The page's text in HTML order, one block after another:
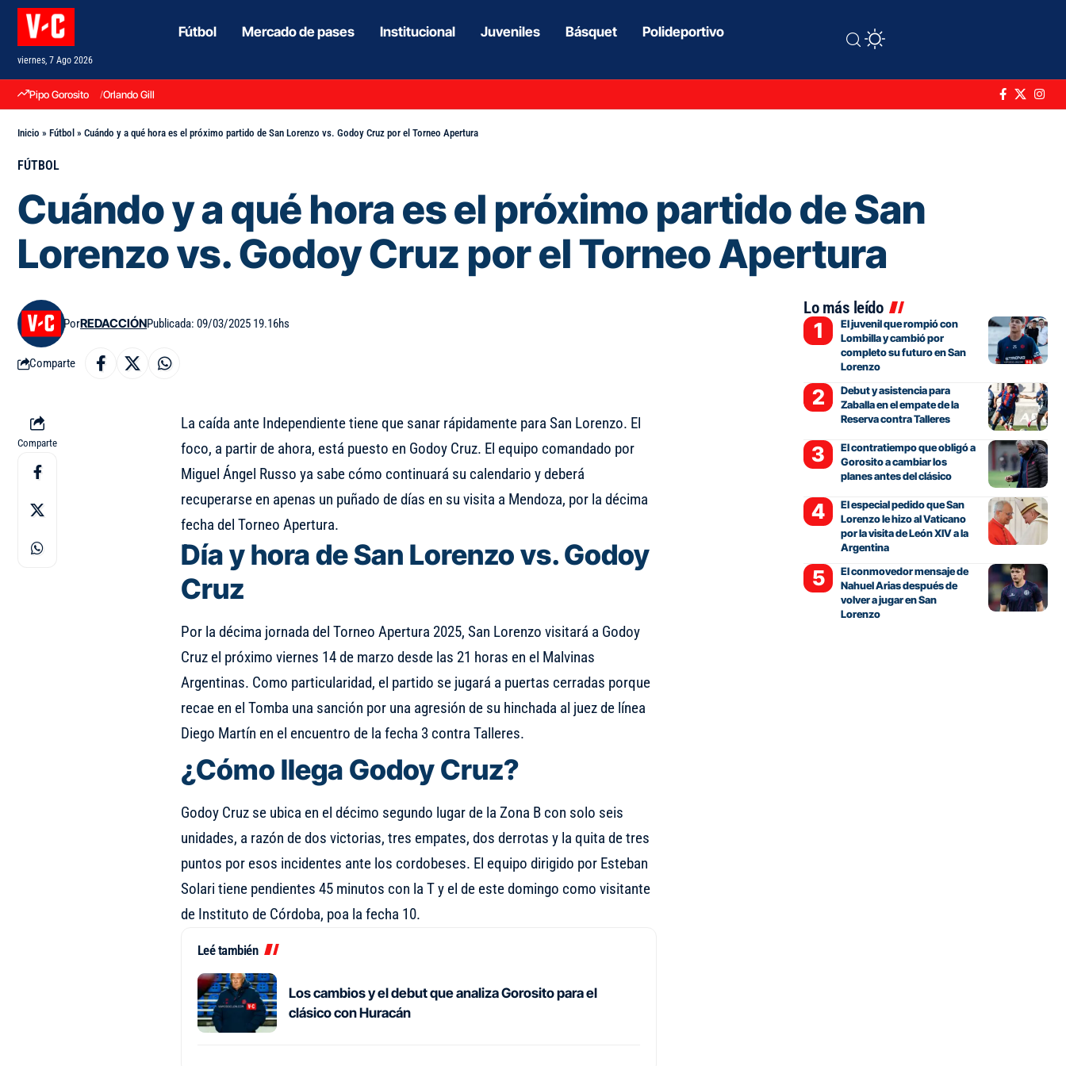
viernes, 7 Ago 2026
Fútbol Mercado de pases Institucional Juveniles Básquet Polideportivo
Pipo Gorosito Orlando Gill
Inicio » Fútbol » Cuándo y a qué hora es el próximo partido de San Lorenzo vs. Godoy Cruz por el Torneo Apertura
FÚTBOL
Cuándo y a qué hora es el próximo partido de San
Lorenzo vs. Godoy Cruz por el Torneo Apertura
PorREDACCIÓNPublicada: 09/03/2025 19.16hs
Comparte
Comparte
La caída ante Independiente tiene que sanar rápidamente para San Lorenzo. El
foco, a partir de ahora, está puesto en Godoy Cruz. El equipo comandado por
Miguel Ángel Russo ya sabe cómo continuará su calendario y deberá
recuperarse en apenas un puñado de días en su visita a Mendoza, por la décima
fecha del Torneo Apertura.
Día y hora de San Lorenzo vs. Godoy
Cruz
Por la décima jornada del Torneo Apertura 2025, San Lorenzo visitará a Godoy
Cruz el próximo viernes 14 de marzo desde las 21 horas en el Malvinas
Argentinas. Como particularidad, el partido se jugará a puertas cerradas porque
recae en el Tomba una sanción por una agresión de su hinchada al juez de línea
Diego Martín en el encuentro de la fecha 3 contra Talleres.
¿Cómo llega Godoy Cruz?
Godoy Cruz se ubica en el décimo segundo lugar de la Zona B con solo seis
unidades, a razón de dos victorias, tres empates, dos derrotas y la quita de tres
puntos por esos incidentes ante los cordobeses. El equipo dirigido por Esteban
Solari tiene pendientes 45 minutos con la T y el de este domingo como visitante
de Instituto de Córdoba, poa la fecha 10.
Leé también
Los cambios y el debut que analiza Gorosito para el
clásico con Huracán
Lo más leído
El juvenil que rompió con
Lombilla y cambió por
completo su futuro en San
Lorenzo
Debut y asistencia para
Zaballa en el empate de la
Reserva contra Talleres
El contratiempo que obligó a
Gorosito a cambiar los
planes antes del clásico
El especial pedido que San
Lorenzo le hizo al Vaticano
por la visita de León XIV a la
Argentina
El conmovedor mensaje de
Nahuel Arias después de
volver a jugar en San
Lorenzo